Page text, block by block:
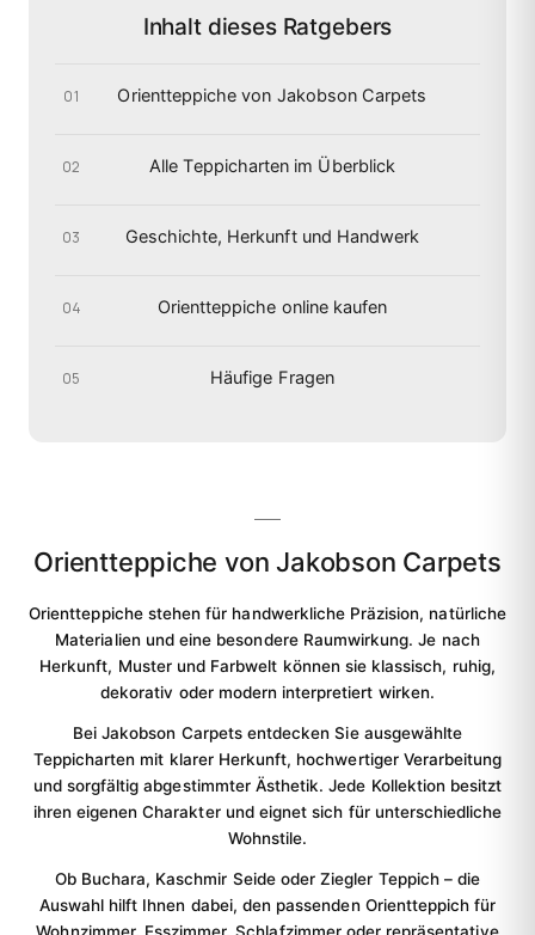
Inhalt dieses Ratgebers
01 Orientteppiche von Jakobson Carpets
02 Alle Teppicharten im Überblick
03 Geschichte, Herkunft und Handwerk
04 Orientteppiche online kaufen
05 Häufige Fragen
Orientteppiche von Jakobson Carpets
Orientteppiche stehen für handwerkliche Präzision, natürliche
Materialien und eine besondere Raumwirkung. Je nach
Herkunft, Muster und Farbwelt können sie klassisch, ruhig,
dekorativ oder modern interpretiert wirken.
Bei Jakobson Carpets entdecken Sie ausgewählte
Teppicharten mit klarer Herkunft, hochwertiger Verarbeitung
und sorgfältig abgestimmter Ästhetik. Jede Kollektion besitzt
ihren eigenen Charakter und eignet sich für unterschiedliche
Wohnstile.
Ob Buchara, Kaschmir Seide oder Ziegler Teppich – die
Auswahl hilft Ihnen dabei, den passenden Orientteppich für